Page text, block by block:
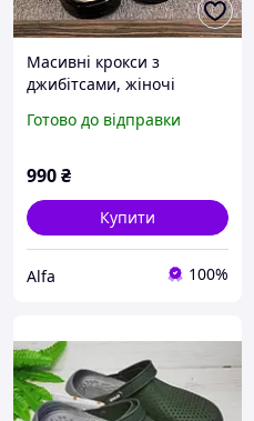
Масивні крокси з
джибітсами, жіночі
літні крокси для
відпочинку
Готово до відправки
990₴
Купити
Аlfa 100%